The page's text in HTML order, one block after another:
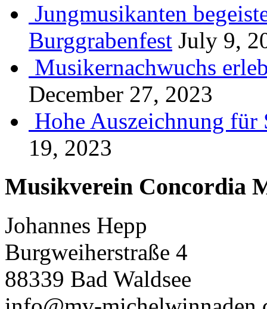
Jungmusikanten
Burggrabenfest July 9,
Musikernachwuchs
December 27, 2023
Hohe Auszeichnung für
19, 2023
Musikverein Concordia
Johannes Hepp
Burgweiherstraße 4
88339 Bad Waldsee